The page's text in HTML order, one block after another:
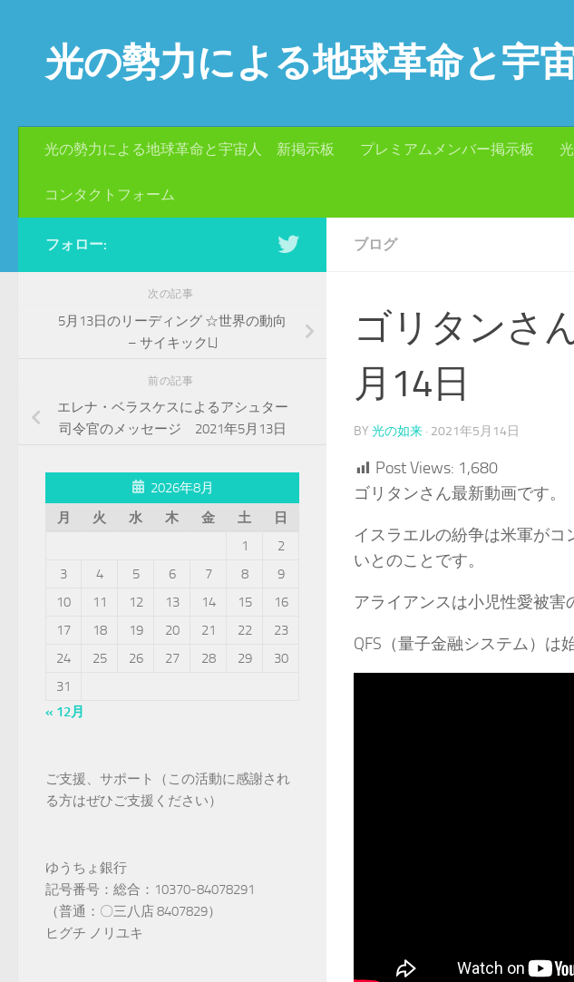
光の勢力による地球革命と宇
光の勢力による地球革命と宇宙人 新掲示板 プレミアムメンバー掲示板
コンタクトフォーム
ブログ
ゴリタンさ
月14日
BY 光の如来 · 2021年5月14日
Post Views: 1,680
ゴリタンさん最新動画です。
イスラエルの紛争は米軍がコ
いとのことです。
アライアンスは小児性愛被害
QFS（量子金融システム）は
フォロー:
次の記事
5月13日のリーディング ☆世界の動向
– サイキックLJ
前の記事
エレナ・ベラスケスによるアシュター
司令官のメッセージ 2021年5月13日
2026年8月
月
火 水 木 金 土
日
1
2
3
4 5 6 7 8
9
10
11 12 13 14 15
16
17
18 19 20 21 22
23
24
25 26 27 28 29
30
31
« 12月
ご支援、サポート（この活動に感謝され
る方はぜひご支援ください）
ゆうちょ銀行
記号番号：総合：10370-84078291
（普通：〇三八店 8407829）
ヒグチ ノリユキ